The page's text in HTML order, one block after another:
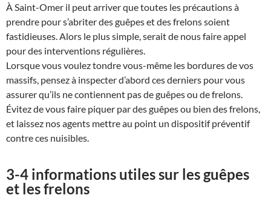
À Saint-Omer il peut arriver que toutes les précautions à
prendre pour s’abriter des guêpes et des frelons soient
fastidieuses. Alors le plus simple, serait de nous faire appel
pour des interventions régulières.
Lorsque vous voulez tondre vous-même les bordures de vos
massifs, pensez à inspecter d’abord ces derniers pour vous
assurer qu’ils ne contiennent pas de guêpes ou de frelons.
Évitez de vous faire piquer par des guêpes ou bien des frelons,
et laissez nos agents mettre au point un dispositif préventif
contre ces nuisibles.
3-4 informations utiles sur les guêpes
et les frelons